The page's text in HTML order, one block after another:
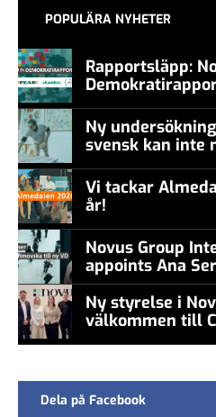
POPULÄRA NYHETER
Rapportsläpp:
Ny
svensk kan inte
levande
Vi tackar
år!
Novus Group
appoints Ana
new CEO
Ny styrelse i
välkommen till
Dela på Facebook